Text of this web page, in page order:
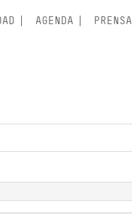
AGENDA PRENSA